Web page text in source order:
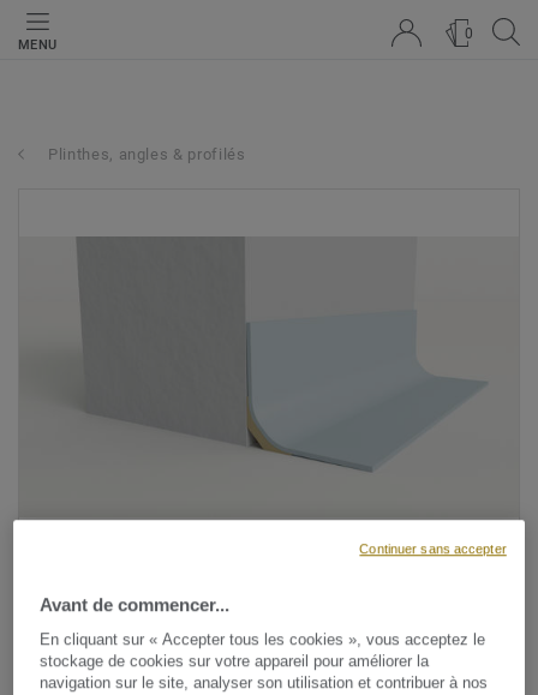
MENU
0
Plinthes, angles & profilés
Avant de commencer...
En cliquant sur « Accepter tous les cookies », vous acceptez le
stockage de cookies sur votre appareil pour améliorer la
navigation sur le site, analyser son utilisation et contribuer à nos
Continuer sans accepter